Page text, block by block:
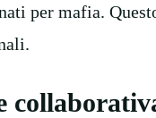
per mafia.